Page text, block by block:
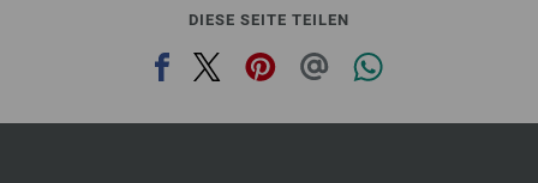
DIESE SEITE TEILEN